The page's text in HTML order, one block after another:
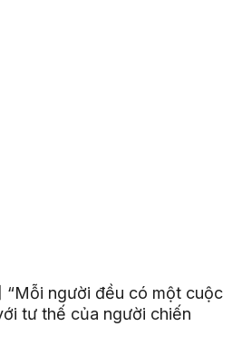
“Mỗi người đều có một cuộc
tư thế của người chiến